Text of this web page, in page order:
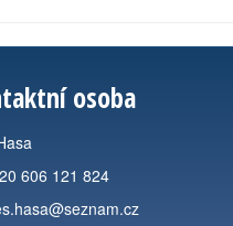
osoba
606 121 824